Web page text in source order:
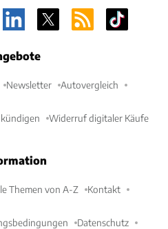
Newsletter Autovergleich
Widerruf digitaler Käufe
Themen von A-Z Kontakt
Datenschutz